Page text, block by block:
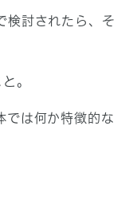
検討されたら、そ
。
では何か特徴的な